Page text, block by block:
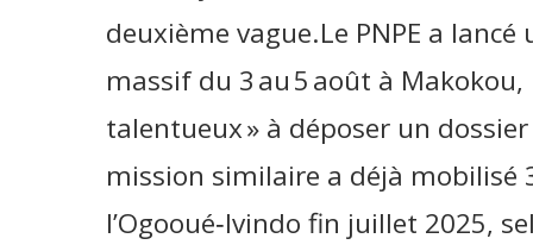
deuxième vague.Le PNPE a
massif du 3 au 5 août à
talentueux » à déposer un
mission similaire a déjà mobilisé
l’Ogooué‑Ivindo fin juillet 2025,